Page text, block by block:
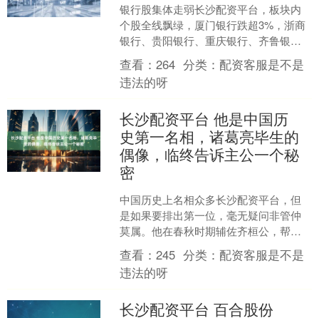
银行股集体走弱长沙配资平台，板块内
个股全线飘绿，厦门银行跌超3%，浙商
银行、贵阳银行、重庆银行、齐鲁银行
跟跌。 海量资讯、精准解读，尽在新浪
财经APP....
查看：264 分类：配资客服是不是
违法的呀
长沙配资平台 他是中国历
史第一名相，诸葛亮毕生的
偶像，临终告诉主公一个秘
密
中国历史上名相众多长沙配资平台，但
是如果要排出第一位，毫无疑问非管仲
莫属。他在春秋时期辅佐齐桓公，帮助
齐国成为春秋五霸之首，政治智慧和治
国方略被后人奉为典范。连....
查看：245 分类：配资客服是不是
违法的呀
长沙配资平台 百合股份